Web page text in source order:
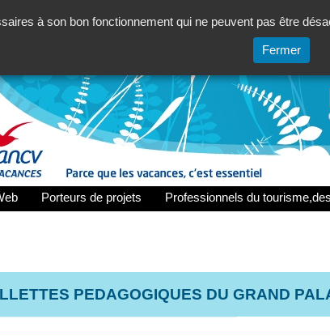
à son bon fonctionnement qui ne peuvent pas être
Fermer
Porteurs de projets Professionnels du
PEDAGOGIQUES DU GRAND